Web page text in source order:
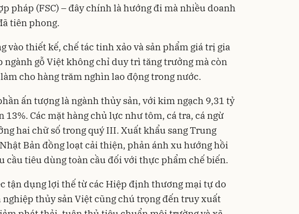
pháp (FSC) – đây chính là hướng đi mà nhiều doanh
tiên phong.
vào thiết kế, chế tác tinh xảo và sản phẩm giá trị gia
ngành gỗ Việt không chỉ duy trì tăng trưởng mà còn
cho hàng trăm nghìn lao động trong nước.
ấn tượng là ngành thủy sản, với kim ngạch 9,31 tỷ
13%. Các mặt hàng chủ lực như tôm, cá tra, cá ngừ
hai chữ số trong quý III. Xuất khẩu sang Trung
Bản đồng loạt cải thiện, phản ánh xu hướng hồi
cầu tiêu dùng toàn cầu đối với thực phẩm chế biến.
tận dụng lợi thế từ các Hiệp định thương mại tự do
nghiệp thủy sản Việt cũng chú trọng đến truy xuất